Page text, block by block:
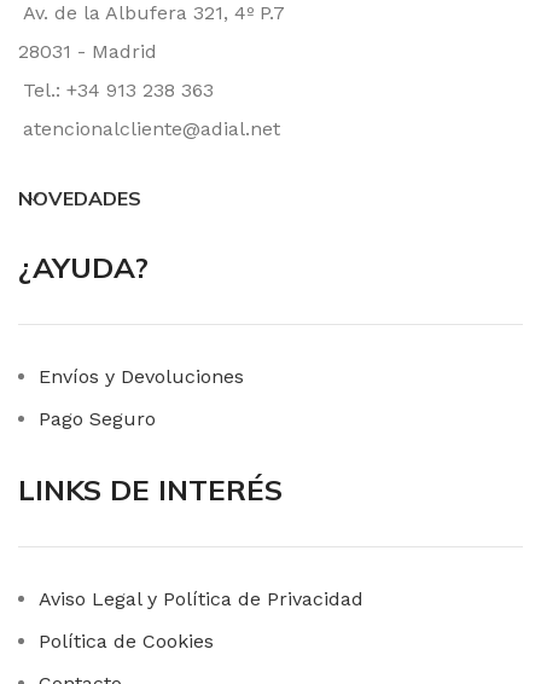
Av. de la Albufera 321, 4º P.7
28031 - Madrid
Tel.: +34 913 238 363
atencionalcliente@adial.net
NOVEDADES
¿AYUDA?
Envíos y Devoluciones
Pago Seguro
LINKS DE INTERÉS
Aviso Legal y Política de Privacidad
Política de Cookies